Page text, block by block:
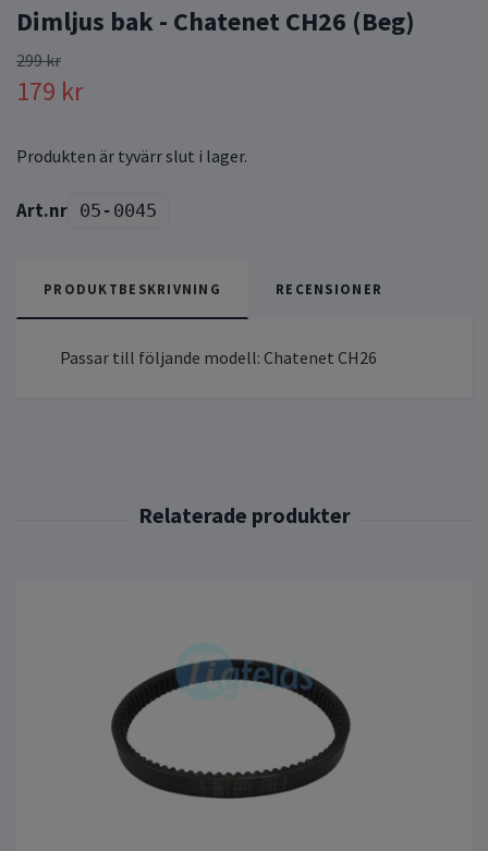
Dimljus bak - Chatenet CH26 (Beg)
299 kr
179 kr
Produkten är tyvärr slut i lager.
05-0045
PRODUKTBESKRIVNING RECENSIONER
Passar till följande modell: Chatenet CH26